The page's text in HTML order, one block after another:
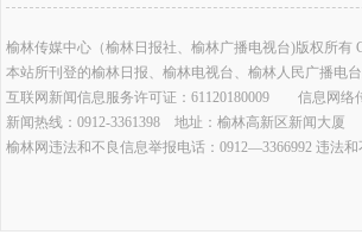
榆林传媒中心（榆林日报社、榆林广播电视台)版权所有
本站所刊登的榆林日报、榆林电视台、榆林人民广播电
互联网新闻信息服务许可证：61120180009 信息网络
新闻热线：0912-3361398 地址：榆林高新区新闻大
榆林网违法和不良信息举报电话：0912—3366992 违法